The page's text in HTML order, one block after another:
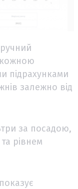
кожною
підрахунками
залежно від
за посадою,
рівнем